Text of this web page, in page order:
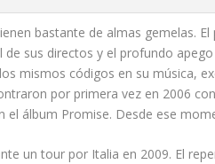
bastante de almas gemelas.
sus directos y el profundo
mismos códigos en su música,
por primera vez en 2006
el álbum Promise. Desde ese
un tour por Italia en 2009. El